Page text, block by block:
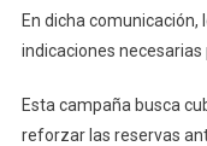
En dicha comunicación,
indicaciones necesarias
Esta campaña busca
reforzar las reservas